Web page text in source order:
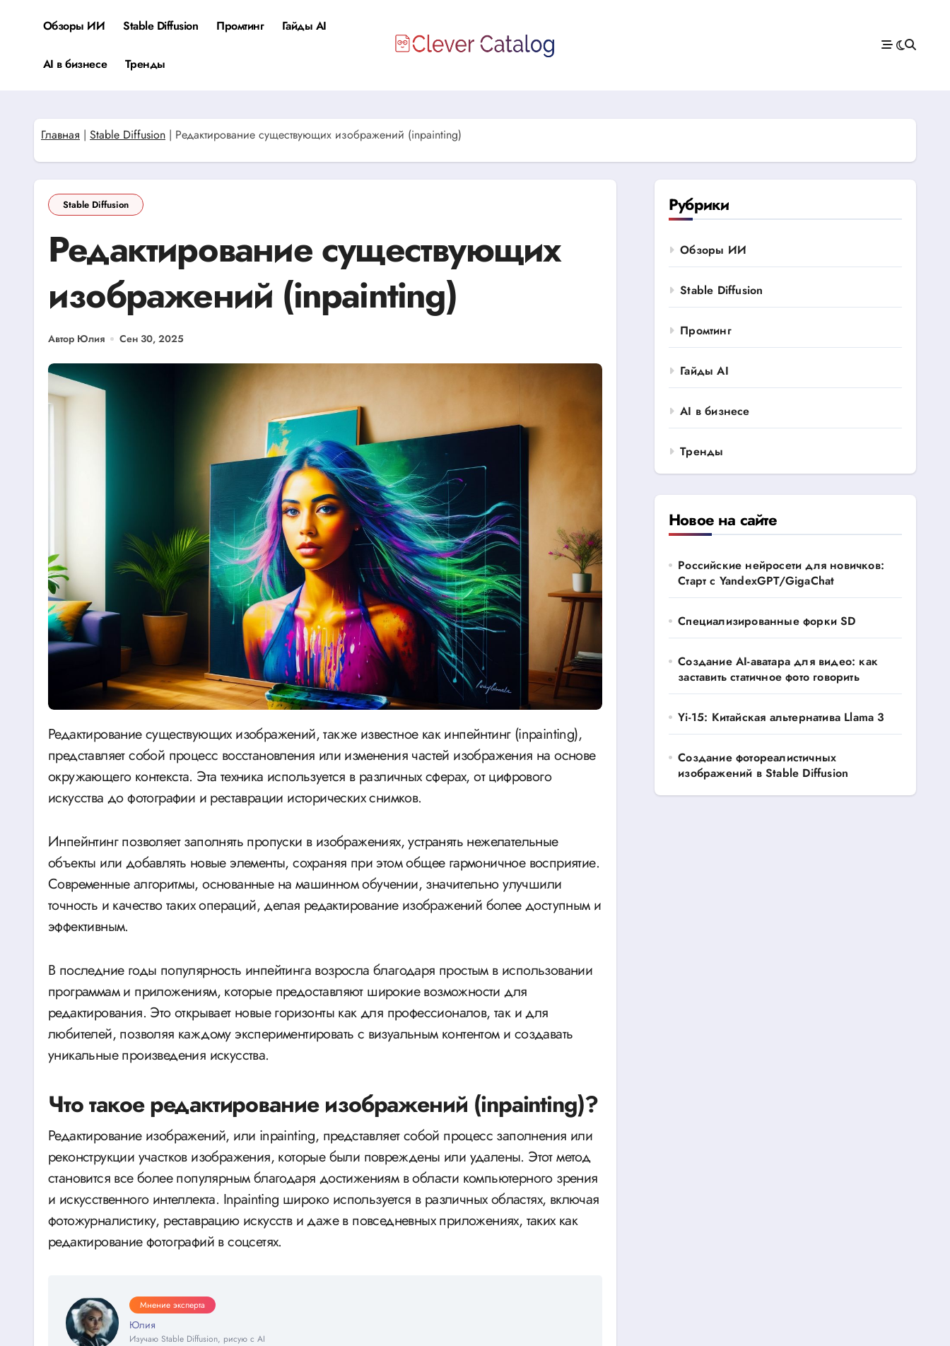
Обзоры ИИ Stable Diffusion Промтинг Гайды AI
AI в бизнесе Тренды
Главная | Stable Diffusion | Редактирование существующих изображений (inpainting)
Stable Diffusion
Редактирование существующих
изображений (inpainting)
Автор Юлия Сен 30, 2025
Редактирование существующих изображений, также известное как инпейнтинг (inpainting),
представляет собой процесс восстановления или изменения частей изображения на основе
окружающего контекста. Эта техника используется в различных сферах, от цифрового
искусства до фотографии и реставрации исторических снимков.
Инпейнтинг позволяет заполнять пропуски в изображениях, устранять нежелательные
объекты или добавлять новые элементы, сохраняя при этом общее гармоничное восприятие.
Современные алгоритмы, основанные на машинном обучении, значительно улучшили
точность и качество таких операций, делая редактирование изображений более доступным и
эффективным.
В последние годы популярность инпейтинга возросла благодаря простым в использовании
программам и приложениям, которые предоставляют широкие возможности для
редактирования. Это открывает новые горизонты как для профессионалов, так и для
любителей, позволяя каждому экспериментировать с визуальным контентом и создавать
уникальные произведения искусства.
Что такое редактирование изображений (inpainting)?
Редактирование изображений, или inpainting, представляет собой процесс заполнения или
реконструкции участков изображения, которые были повреждены или удалены. Этот метод
становится все более популярным благодаря достижениям в области компьютерного зрения
и искусственного интеллекта. Inpainting широко используется в различных областях, включая
фотожурналистику, реставрацию искусств и даже в повседневных приложениях, таких как
редактирование фотографий в соцсетях.
Мнение эксперта
Юлия
Изучаю Stable Diffusion, рисую с AI
Рубрики
Обзоры ИИ
Stable Diffusion
Промтинг
Гайды AI
AI в бизнесе
Тренды
Новое на сайте
Российские нейросети для новичков:
Старт с YandexGPT/GigaChat
Специализированные форки SD
Создание AI-аватара для видео: как
заставить статичное фото говорить
Yi-15: Китайская альтернатива Llama 3
Создание фотореалистичных
изображений в Stable Diffusion